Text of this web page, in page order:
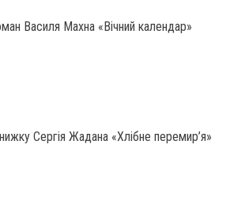
Василя Махна «Вічний календар»
Сергія Жадана «Хлібне перемир’я»